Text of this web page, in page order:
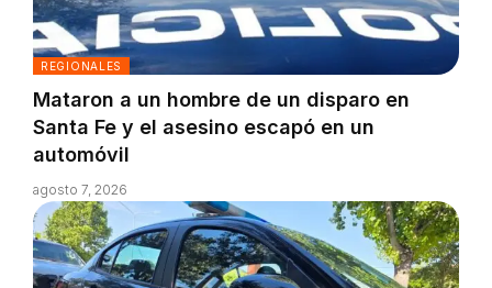
REGIONALES
Mataron a un hombre de un disparo en
Santa Fe y el asesino escapó en un
automóvil
agosto 7, 2026